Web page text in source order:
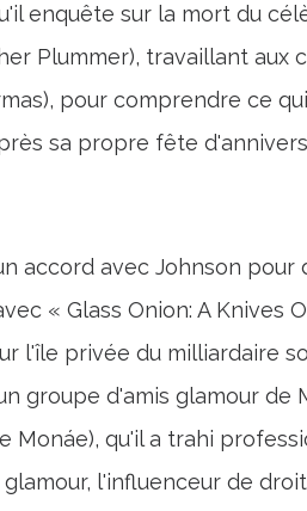
enquête sur la mort du
Plummer), travaillant aux
pour comprendre ce
sa propre fête
accord avec Johnson
« Glass Onion: A Knives
l'île privée du milliardaire
groupe d'amis glamour
Monáe), qu'il a trahi
l'influenceur de